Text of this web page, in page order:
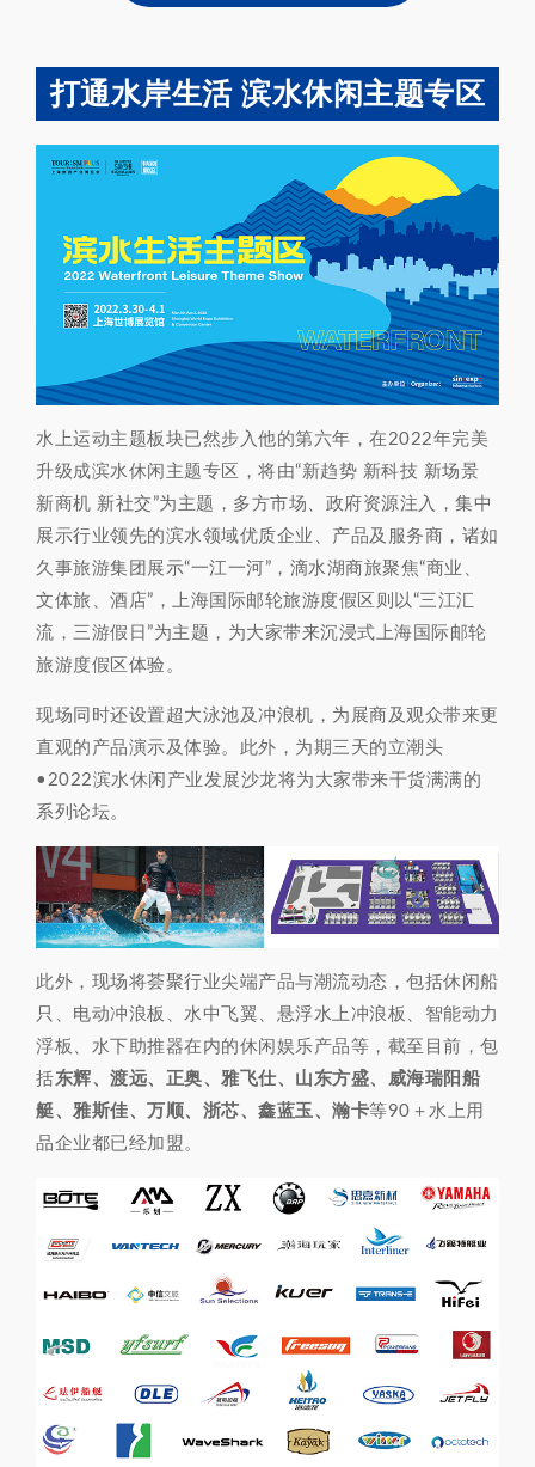
打通水岸生活 滨水休闲主题专区
水上运动主题板块已然步入他的第六年，在2022年完美
升级成滨水休闲主题专区，将由“新趋势 新科技 新场景
新商机 新社交”为主题，多方市场、政府资源注入，集中
展示行业领先的滨水领域优质企业、产品及服务商，诸如
久事旅游集团展示“一江一河”，滴水湖商旅聚焦“商业、
文体旅、酒店”，上海国际邮轮旅游度假区则以“三江汇
流，三游假日”为主题，为大家带来沉浸式上海国际邮轮
旅游度假区体验。
现场同时还设置超大泳池及冲浪机，为展商及观众带来更
直观的产品演示及体验。此外，为期三天的立潮头
•2022滨水休闲产业发展沙龙将为大家带来干货满满的
系列论坛。
此外，现场将荟聚行业尖端产品与潮流动态，包括休闲船
只、电动冲浪板、水中飞翼、悬浮水上冲浪板、智能动力
浮板、水下助推器在内的休闲娱乐产品等，截至目前，包
括东辉、渡远、正奥、雅飞仕、山东方盛、威海瑞阳船
艇、雅斯佳、万顺、浙芯、鑫蓝玉、瀚卡等90＋水上用
品企业都已经加盟。